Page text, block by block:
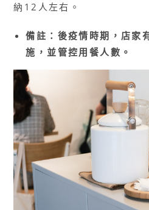
納12人左右。
備註：後疫情時期，店家
施，並管控用餐人數。